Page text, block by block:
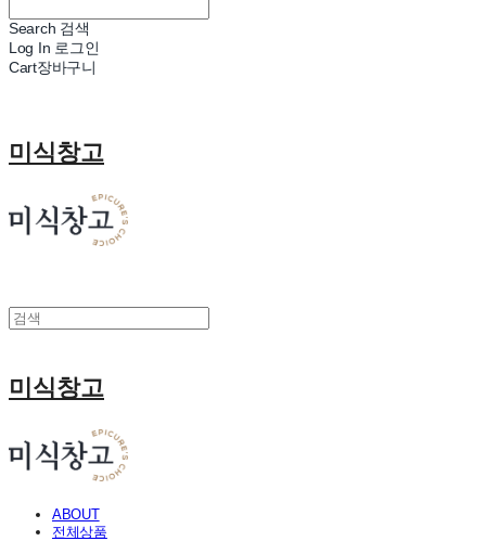
Search 검색
Log In 로그인
Cart장바구니
미식창고
미식창고
ABOUT
전체상품